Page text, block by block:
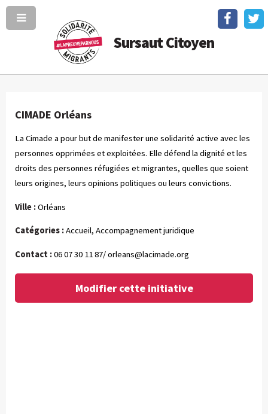
Sursaut Citoyen
CIMADE Orléans
La Cimade a pour but de manifester une solidarité active avec les
personnes opprimées et exploitées. Elle défend la dignité et les
droits des personnes réfugiées et migrantes, quelles que soient
leurs origines, leurs opinions politiques ou leurs convictions.
Ville :Orléans
Catégories :Accueil, Accompagnement juridique
Contact :06 07 30 11 87/orleans@lacimade.org
Modifier cette initiative